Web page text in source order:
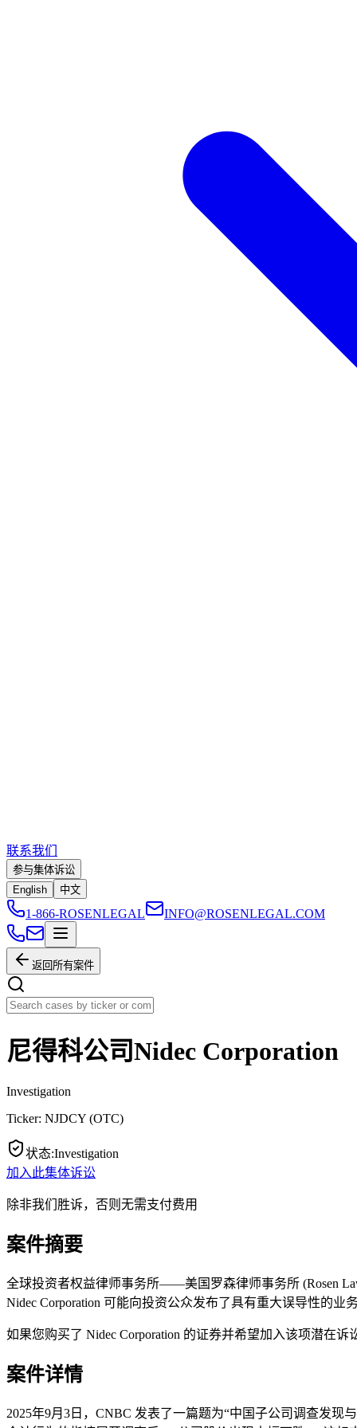
联系我们
参与集体诉讼
English
中文
1-866-ROSENLEGAL INFO@ROSENLEGAL.COM
返回所有案件
尼得科公司Nidec Corporation
Investigation
Ticker: NJDCY (OTC)
状态:Investigation
加入此集体诉讼
除非我们胜诉，否则无需支付费用
案件摘要
全球投资者权益律师事务所——美国罗森律师事务所 (Rosen
Nidec Corporation 可能向投资公众发布了具有重大误导性的业务
如果您购买了 Nidec Corporation 的证券并希望加入该项潜在诉
案件详情
2025年9月3日，CNBC 发表了一篇题为“中国子公司调查发现